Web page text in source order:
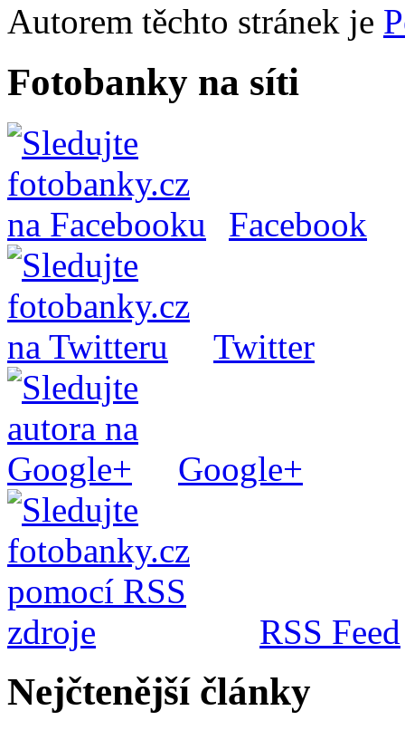
Autorem těchto stránek je
Fotobanky na síti
Facebook
Twitter
Google+
RSS Feed
Nejčtenější články